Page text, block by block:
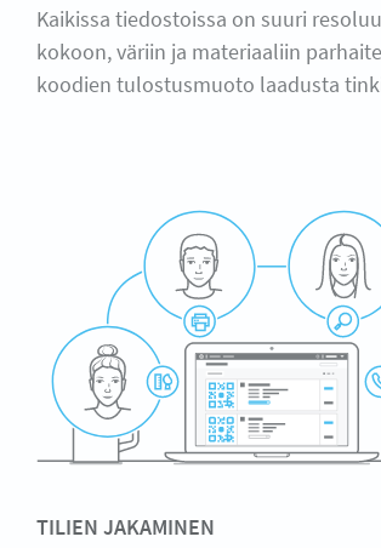
Kaikissa tiedostoissa on suuri
kokoon, väriin ja materiaaliin
koodien tulostusmuoto laadusta
TILIEN JAKAMINEN